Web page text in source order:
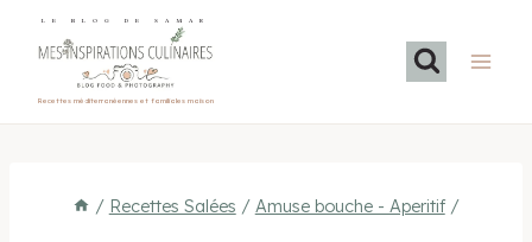
LE BLOG DE SAMAR
Recettes méditerranéennes et familiales maison
/ Recettes Salées / Amuse bouche - Aperitif /